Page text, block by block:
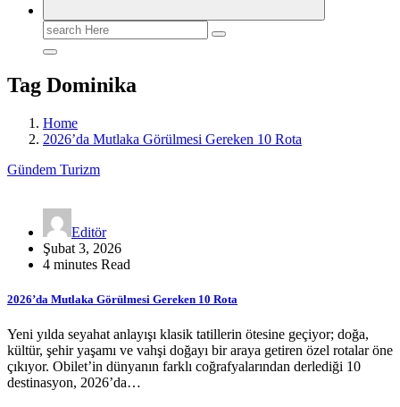
Search
for:
Tag Dominika
Home
2026’da Mutlaka Görülmesi Gereken 10 Rota
Gündem Turizm
Editör
Şubat 3, 2026
4 minutes Read
2026’da Mutlaka Görülmesi Gereken 10 Rota
Yeni yılda seyahat anlayışı klasik tatillerin ötesine geçiyor; doğa,
kültür, şehir yaşamı ve vahşi doğayı bir araya getiren özel rotalar öne
çıkıyor. Obilet’in dünyanın farklı coğrafyalarından derlediği 10
destinasyon, 2026’da…